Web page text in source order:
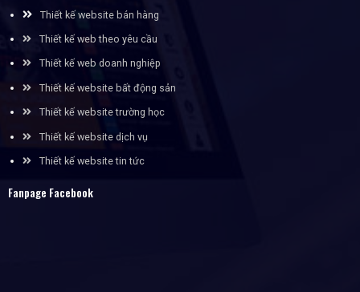
Thiết kế website bán hàng
Thiết kế web theo yêu cầu
Thiết kế web doanh nghiệp
Thiết kế website bất động sản
Thiết kế website trường học
Thiết kế website dịch vụ
Thiết kế website tin tức
Fanpage Facebook